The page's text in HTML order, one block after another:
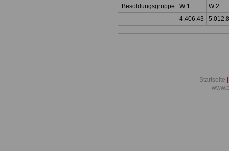
Besoldungsgruppe W 1
W 2
4.406,43
Startseite